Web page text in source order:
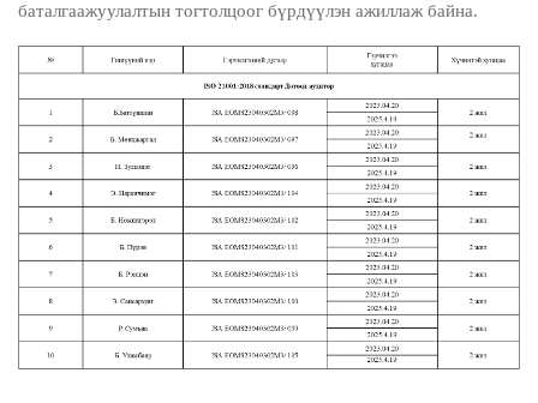
баталгаажуулалтын тогтолцоог бүрдүүлэн ажиллаж байна.